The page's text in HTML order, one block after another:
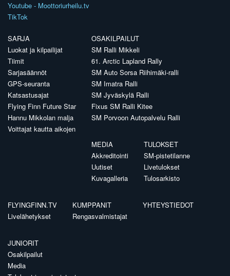
Youtube - Moottoriurheilu.tv
TikTok
SARJA
Luokat ja kilpailijat
Tiimit
Sarjasäännöt
GPS-seuranta
Katsastusajat
Flying Finn Future Star
Hannu Mikkolan malja
Voittajat kautta aikojen
OSAKILPAILUT
SM Ralli Mikkeli
61. Arctic Lapland Rally
SM Auto Sorsa Riihimäki-ralli
SM Imatra Ralli
SM Jyväskylä Ralli
Fixus SM Ralli Kitee
SM Porvoon Autopalvelu Ralli
MEDIA
Akkreditointi
Uutiset
Kuvagalleria
TULOKSET
SM-pistetilanne
Livetulokset
Tulosarkisto
FLYINGFINN.TV
Livelähetykset
KUMPPANIT
Rengasvalmistajat
YHTEYSTIEDOT
JUNIORIT
Osakilpailut
Media